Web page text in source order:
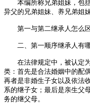
本编所称兄弟姐妹，包
异父的兄弟姐妹、养兄弟姐
第一与第二继承人怎么
二、第一顺序继承人有
在法律规定中，被认定
类：首先是合法婚姻中的配
再者是非婚生子女以及依法
系的继子女；最后是亲生父
务的继父母。